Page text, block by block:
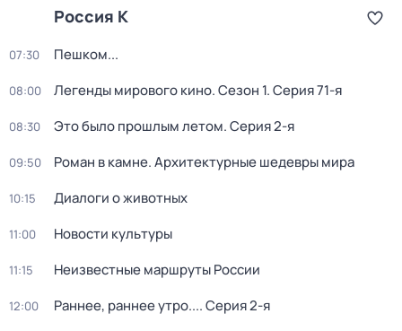
Россия К
07:30 Пешком...
08:00 Легенды мирового кино. Сезон 1. Серия 71-я
08:30 Это было прошлым летом. Серия 2-я
09:50 Роман в камне. Архитектурные шедевры мира
10:15 Диалоги о животных
11:00 Новости культуры
11:15 Неизвестные маршруты России
12:00 Раннее, раннее утро.... Серия 2-я